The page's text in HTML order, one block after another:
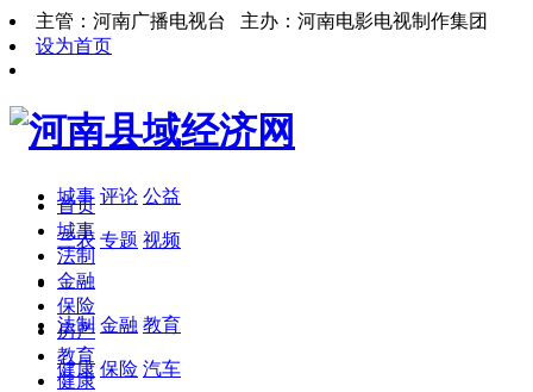
主管：河南广播电视台 主办：河南电影电视制作集团
设为首页
城事 评论 公益
三农 专题 视频
法制 金融 教育
健康 保险 汽车
首页
城事
法制
金融
保险
房产
教育
健康